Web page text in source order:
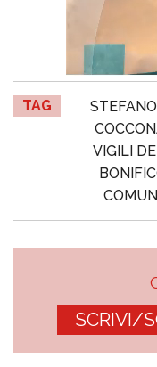
TAG
VIGILI
SCRIVI/